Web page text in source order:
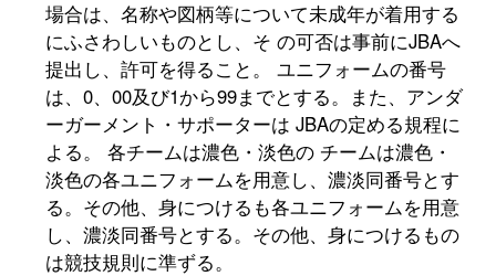
場合は、名称や図柄等について未成年が着用する
にふさわしいものとし、そ の可否は事前にJBAへ
提出し、許可を得ること。 ユニフォームの番号
は、0、00及び1から99までとする。また、アンダ
ーガーメント・サポーターは JBAの定める規程に
よる。 各チームは濃色・淡色の チームは濃色・
淡色の各ユニフォームを用意し、濃淡同番号とす
る。その他、身につけるも各ユニフォームを用意
し、濃淡同番号とする。その他、身につけるもの
は競技規則に準ずる。